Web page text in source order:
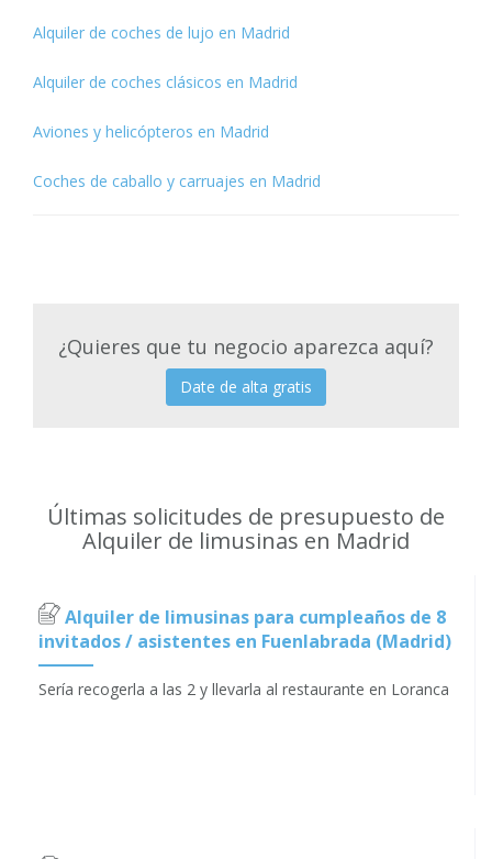
Alquiler de coches de lujo en Madrid
Alquiler de coches clásicos en Madrid
Aviones y helicópteros en Madrid
Coches de caballo y carruajes en Madrid
¿Quieres que tu negocio aparezca aquí?
Date de alta gratis
Últimas solicitudes de presupuesto de
Alquiler de limusinas en Madrid
Alquiler de limusinas para cumpleaños de 8
invitados / asistentes en Fuenlabrada (Madrid)
Sería recogerla a las 2 y llevarla al restaurante en Loranca